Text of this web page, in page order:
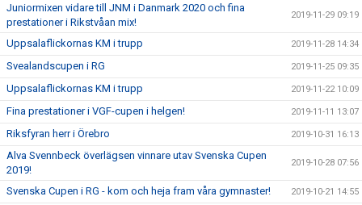
Juniormixen vidare till JNM i Danmark 2020 och fina
prestationer i Rikstvåan mix!
2019-11-29 09:19
Uppsalaflickornas KM i trupp 2019-11-28 14:34
Svealandscupen i RG 2019-11-25 09:35
Uppsalaflickornas KM i trupp 2019-11-22 10:09
Fina prestationer i VGF-cupen i helgen! 2019-11-11 13:07
Riksfyran herr i Örebro 2019-10-31 16:13
Alva Svennbeck överlägsen vinnare utav Svenska Cupen
2019!
2019-10-28 07:56
Svenska Cupen i RG - kom och heja fram våra gymnaster! 2019-10-21 14:55